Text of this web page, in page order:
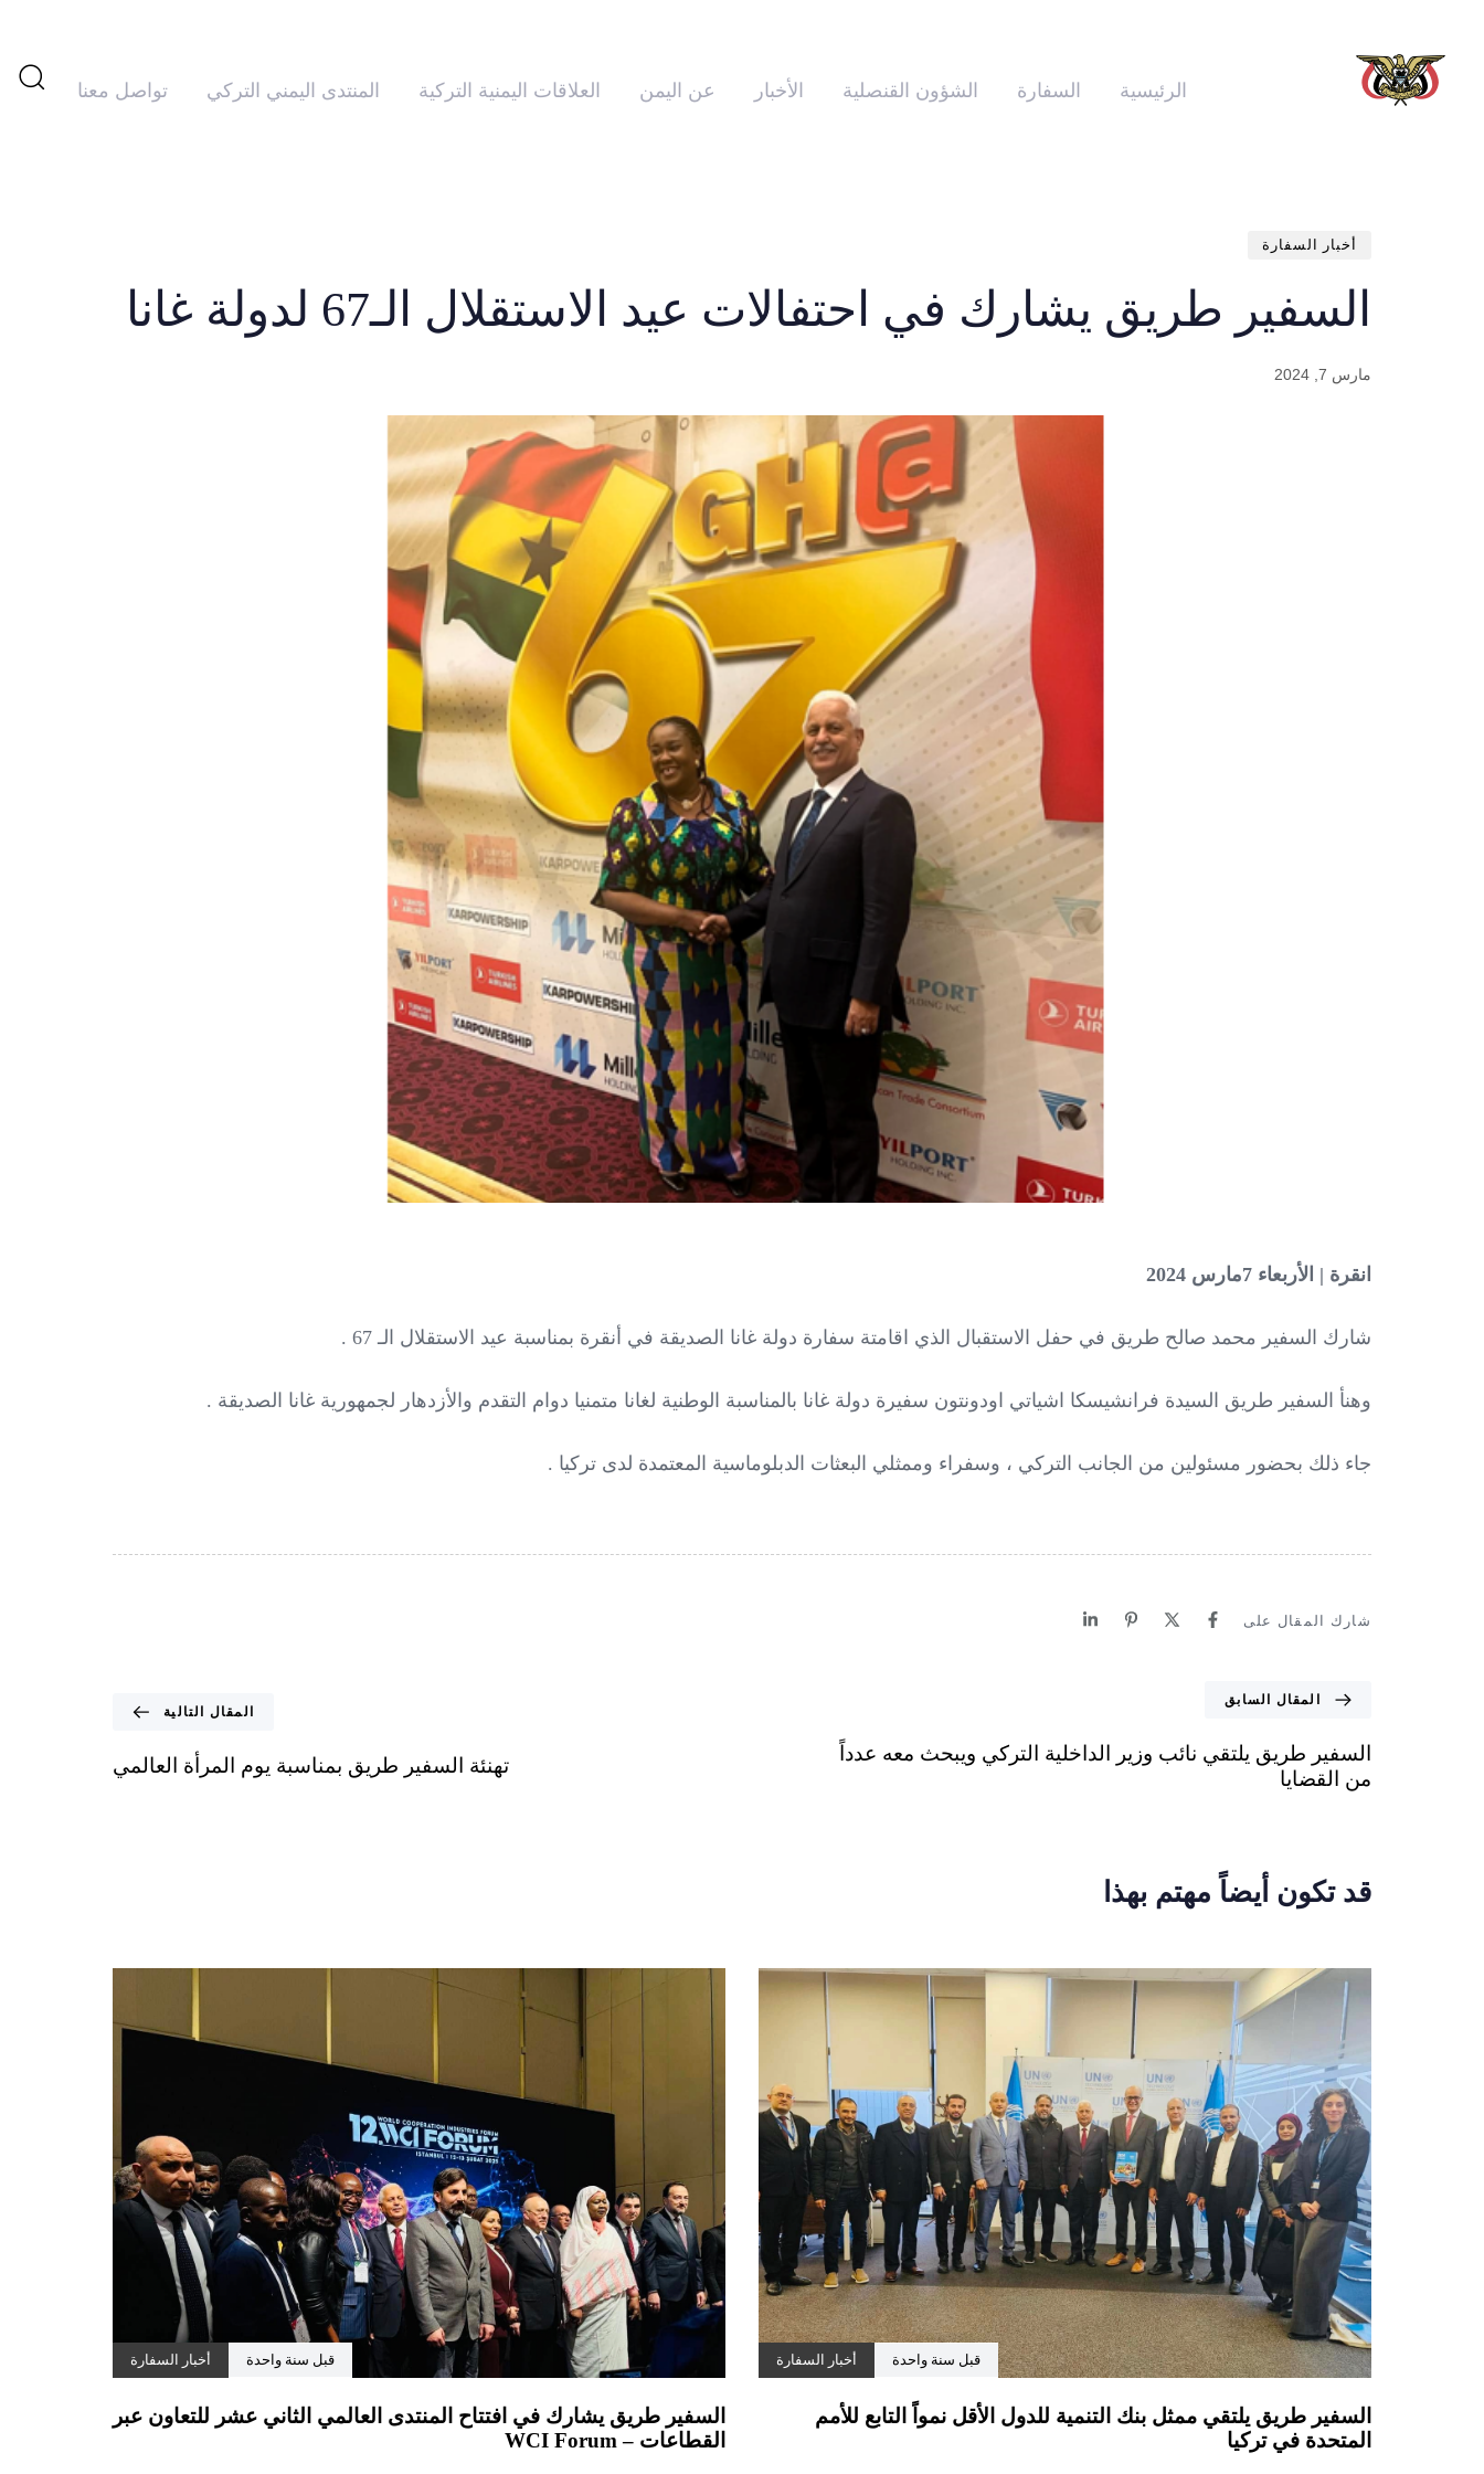
الرئيسية السفارة الشؤون القنصلية الأخبار عن اليمن العلاقات اليمنية التركية المنتدى اليمني التركي تواصل معنا
أخبار السفارة
السفير طريق يشارك في احتفالات عيد الاستقلال الـ67 لدولة غانا
مارس 7, 2024
انقرة | الأربعاء 7مارس 2024
شارك السفير محمد صالح طريق في حفل الاستقبال الذي اقامتة سفارة دولة غانا الصديقة في أنقرة بمناسبة عيد الاستقلال الـ 67 .
وهنأ السفير طريق السيدة فرانشيسكا اشياتي اودونتون سفيرة دولة غانا بالمناسبة الوطنية لغانا متمنيا دوام التقدم والأزدهار لجمهورية غانا الصديقة .
جاء ذلك بحضور مسئولين من الجانب التركي ، وسفراء وممثلي البعثات الدبلوماسية المعتمدة لدى تركيا .
شارك المقال على
المقال السابق
السفير طريق يلتقي نائب وزير الداخلية التركي ويبحث معه عدداً
من القضايا
المقال التالية
تهنئة السفير طريق بمناسبة يوم المرأة العالمي
قبل سنة واحدة أخبار السفارة
السفير طريق يلتقي ممثل بنك التنمية للدول الأقل نمواً التابع للأمم
المتحدة في تركيا
قبل سنة واحدة أخبار السفارة
السفير طريق يشارك في افتتاح المنتدى العالمي الثاني عشر للتعاون عبر
القطاعات – WCI Forum